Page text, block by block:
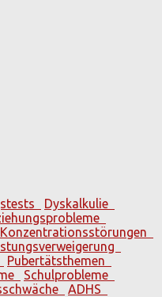
Dyskalkulie
Konzentrationsstörungen
Pubertätsthemen
Schulprobleme
ADHS